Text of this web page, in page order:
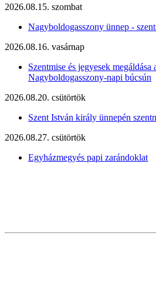
2026.08.15. szombat
Nagyboldogasszony ünnep -
2026.08.16. vasárnap
Szentmise és jegyesek megáldása
Nagyboldogasszony-napi búcsún
2026.08.20. csütörtök
Szent István király ünnepén
2026.08.27. csütörtök
Egyházmegyés papi zarándoklat